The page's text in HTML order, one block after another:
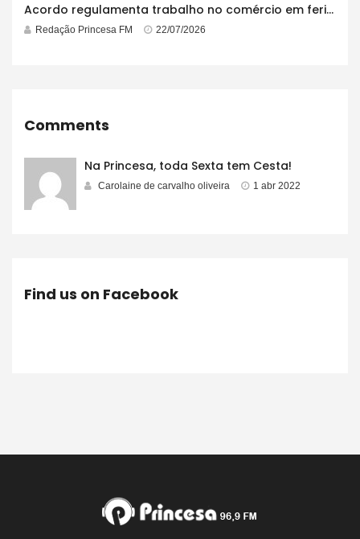
Acordo regulamenta trabalho no comércio em feriados
Redação Princesa FM 22/07/2026
Comments
Na Princesa, toda Sexta tem Cesta!
Carolaine de carvalho oliveira 1 abr 2022
Find us on Facebook